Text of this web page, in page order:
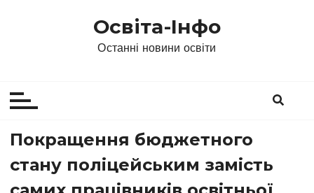
Освіта-Інфо
Останні новини освіти
Покращення бюджетного
стану поліцейським замість